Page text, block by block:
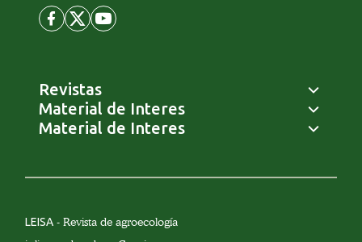
Revistas
Material de Interes
Material de Interes
LEISA- Revista de agroecología